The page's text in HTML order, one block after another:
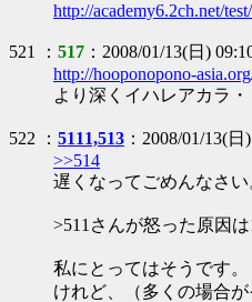
http://academy6.2ch.net/
521 ： 517 ：2008/01/13(日)
http://hooponopono-
より深くイハレアカラ
522 ： 5111,513 ：2008/01/13(日
>>514
遅くなってごめんなさい
>511さんが怒った原因
私にとってはそうです。
けれど、（多くの場合